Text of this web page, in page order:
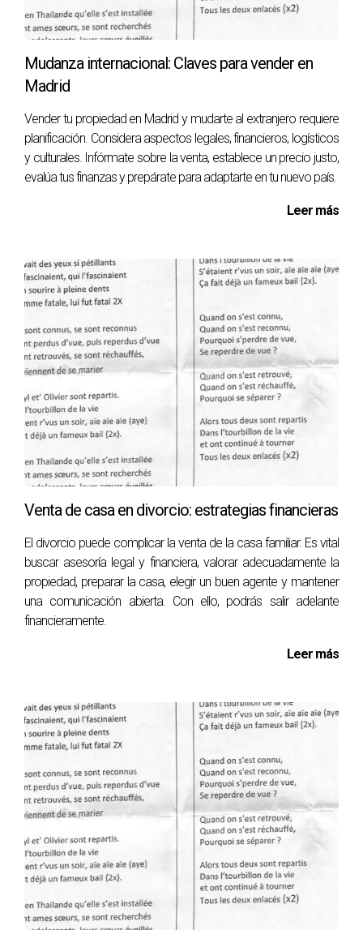
mudanza de manera eficiente. Sigue estos consejos para
aumentar tus posibilidades de éxito en la venta de tu casa
y disfrutar de una transición fluida hacia tu nuevo hogar.
Recuerda que la planificación y la preparación son clave
Mudanza internacional: Claves para vender en
Madrid
Vender tu propiedad en Madrid y mudarte al extranjero requiere
planificación. Considera aspectos legales, financieros, logísticos
y culturales. Infórmate sobre la venta, establece un precio justo,
evalúa tus finanzas y prepárate para adaptarte en tu nuevo país.
Leer más
Venta de casa en divorcio: estrategias financieras
El divorcio puede complicar la venta de la casa familiar. Es vital
buscar asesoría legal y financiera, valorar adecuadamente la
propiedad, preparar la casa, elegir un buen agente y mantener
una comunicación abierta. Con ello, podrás salir adelante
financieramente.
Leer más